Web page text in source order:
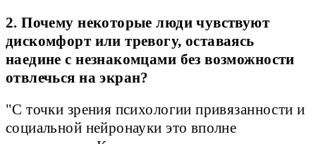
2. Почему некоторые люди чувствуют
дискомфорт или тревогу, оставаясь
наедине с незнакомцами без возможности
отвлечься на экран?
"С точки зрения психологии привязанности и
социальной нейронауки это вполне